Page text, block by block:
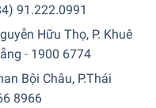
91.222.0991
Hữu Thọ, P. Khuê
- 1900 6774
Bội Châu, P.Thái
8966